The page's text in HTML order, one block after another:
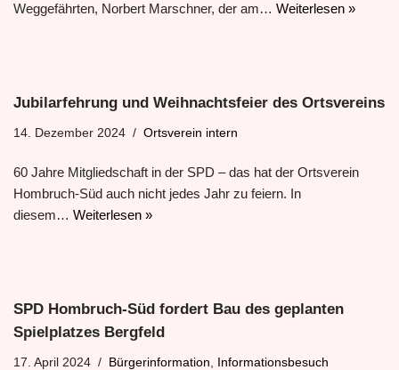
Weggefährten, Norbert Marschner, der am… Weiterlesen »
Jubilarfehrung und Weihnachtsfeier des Ortsvereins
14. Dezember 2024 Ortsverein intern
60 Jahre Mitgliedschaft in der SPD – das hat der Ortsverein
Hombruch-Süd auch nicht jedes Jahr zu feiern. In
diesem… Weiterlesen »
SPD Hombruch-Süd fordert Bau des geplanten
Spielplatzes Bergfeld
17. April 2024 Bürgerinformation, Informationsbesuch